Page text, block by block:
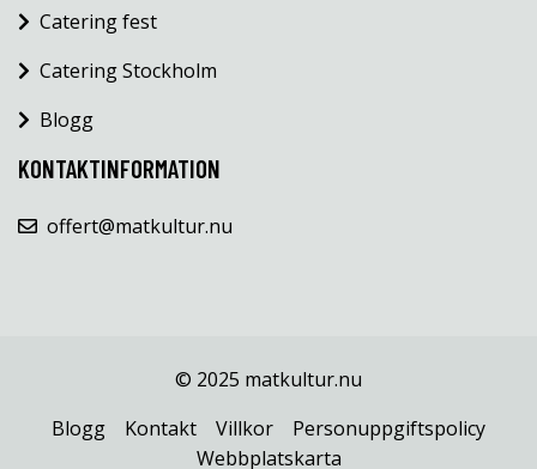
Catering fest
Catering Stockholm
Blogg
KONTAKTINFORMATION
offert@matkultur.nu
© 2025 matkultur.nu
Blogg
Kontakt Villkor
Personuppgiftspolicy
Webbplatskarta